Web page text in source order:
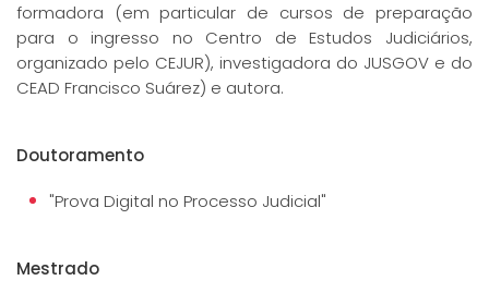
formadora (em particular de cursos de preparação
para o ingresso no Centro de Estudos Judiciários,
organizado pelo CEJUR), investigadora do JUSGOV e do
CEAD Francisco Suárez) e autora.
Doutoramento
"Prova Digital no Processo Judicial"
Mestrado